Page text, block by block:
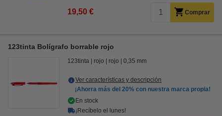
19,50 € Comprar
123tinta Bolígrafo borrable rojo
123tinta rojo rojo 0,35 mm
Ver características y descripción
¡Ahorra más del 20% con nuestra marca propia!
En stock
¡Recíbelo el lunes!